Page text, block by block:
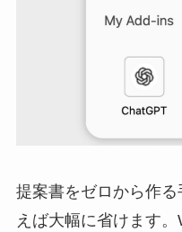
提案書をゼロから作
えば大幅に省けます